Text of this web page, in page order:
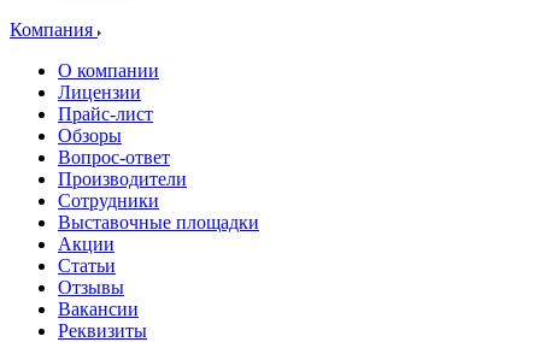
Компания
О компании
Лицензии
Прайс-лист
Обзоры
Вопрос-ответ
Производители
Сотрудники
Выставочные площадки
Акции
Статьи
Отзывы
Вакансии
Реквизиты